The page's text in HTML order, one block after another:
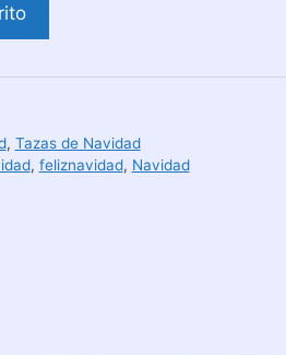
, Tazas de Navidad
, feliznavidad, Navidad